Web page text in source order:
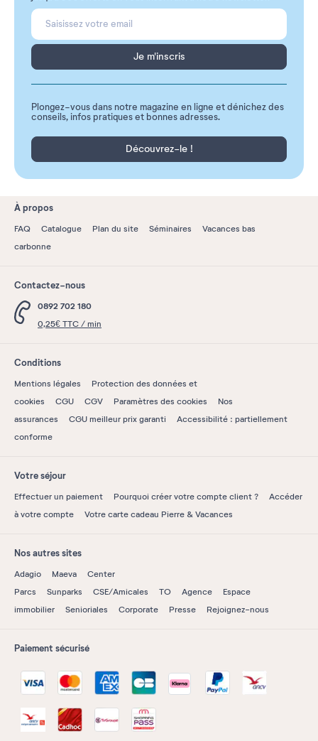
Je m'inscris
Plongez-vous dans notre magazine en ligne et dénichez des
conseils, infos pratiques et bonnes adresses.
Découvrez-le !
À propos
FAQ Catalogue Plan du site Séminaires
Vacances bas
carbonne
Contactez-nous
0892 702 180
0,25€ TTC / min
Conditions
Mentions légales
Protection des données et
cookies
CGU CGV Paramètres des cookies
Nos
assurances
CGU meilleur prix garanti
Accessibilité : partiellement
conforme
Votre séjour
Effectuer un paiement Pourquoi créer votre compte client ?
Accéder
à votre compte
Votre carte cadeau Pierre & Vacances
Nos autres sites
Adagio Maeva
Center
Parcs
Sunparks CSE/Amicales TO Agence
Espace
immobilier
Senioriales Corporate Presse Rejoignez-nous
Paiement sécurisé